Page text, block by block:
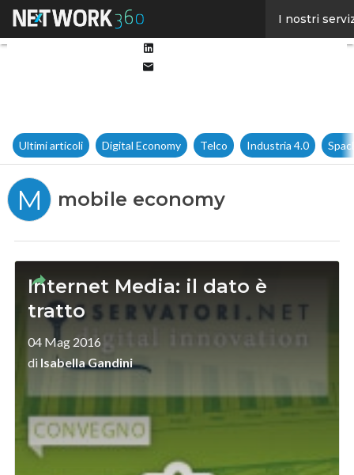
I nostri
Ultimi articoli Digital Economy Telco Industria 4.0
M mobile economy
Internet Media: il dato è
tratto
04 Mag 2016
di Isabella Gandini